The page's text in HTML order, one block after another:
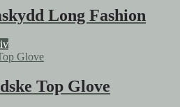
har
flera
De
olika
kan
väljas
Long Fashion
Den
här
har
flera
Top Glove